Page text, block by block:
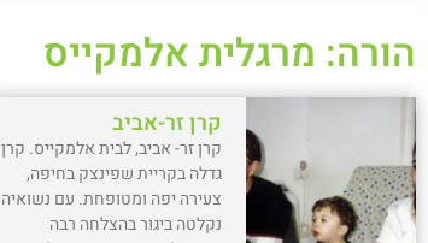
הורה: מרגלית אלמקייס
קרן זר-אביב
קרן זר- אביב, לבית אלמקייס. קרן
גדלה בקריית שפינצק בחיפה,
צעירה יפה ומטופחת. עם נשואיה
נקלטה ביגור בהצלחה רבה